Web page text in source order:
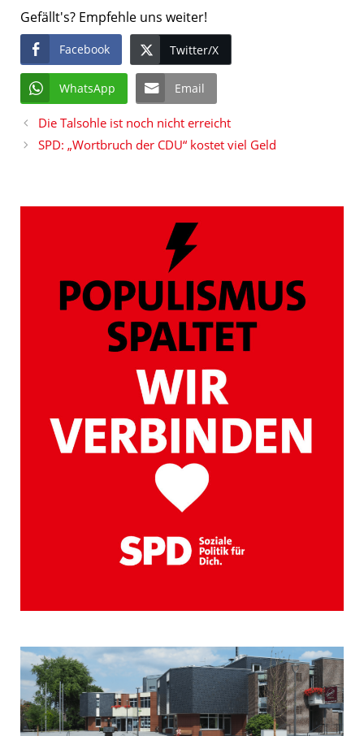
Gefällt's? Empfehle uns weiter!
Facebook Twitter/X
WhatsApp Email
Die Talsohle ist noch nicht erreicht
SPD: „Wortbruch der CDU“ kostet viel Geld